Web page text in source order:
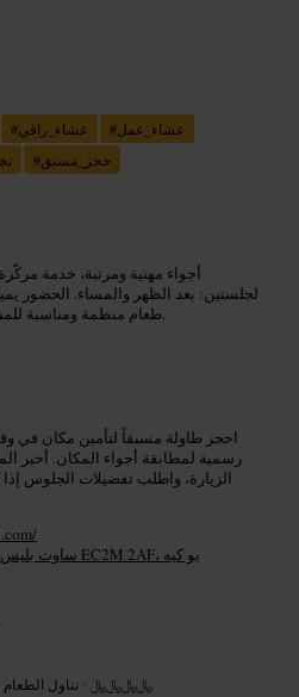
#عشاء_راقي #عشاء_عمل
# حجز_مسبق
أجواء مهنية ومرتبة، خدمة
لجلستين: بعد الظهر والمساء. الحضور
طعام منظمة ومناسبة للمناسبات الخاصة أو لقاءات العمل.
احجز طاولة مسبقاً لتأمين مكان في
رسمية لمطابقة أجواء المكان. أخبر
الزيارة، واطلب تفضيلات الجلوس
ساوث بليس هوتيل، 3 ساوث بليس، لندن EC2M 2AF، يو كيه
﷼﷼﷼﷼ • تناول